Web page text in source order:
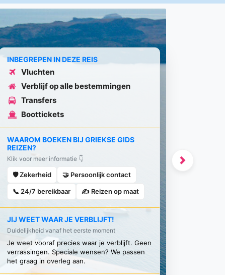
Next
INBEGREPEN IN DEZE REIS
Vluchten
Verblijf op alle bestemmingen
Transfers
Boottickets
WAAROM BOEKEN BIJ GRIEKSE GIDS
REIZEN?
Klik voor meer informatie 👇
🛡️ Zekerheid 🤝 Persoonlijk contact
📞 24/7 bereikbaar ✍️ Reizen op maat
JIJ WEET WAAR JE VERBLIJFT!
Duidelijkheid vanaf het eerste moment
Je weet vooraf precies waar je verblijft. Geen
verrassingen. Speciale wensen? We passen
het graag in overleg aan.